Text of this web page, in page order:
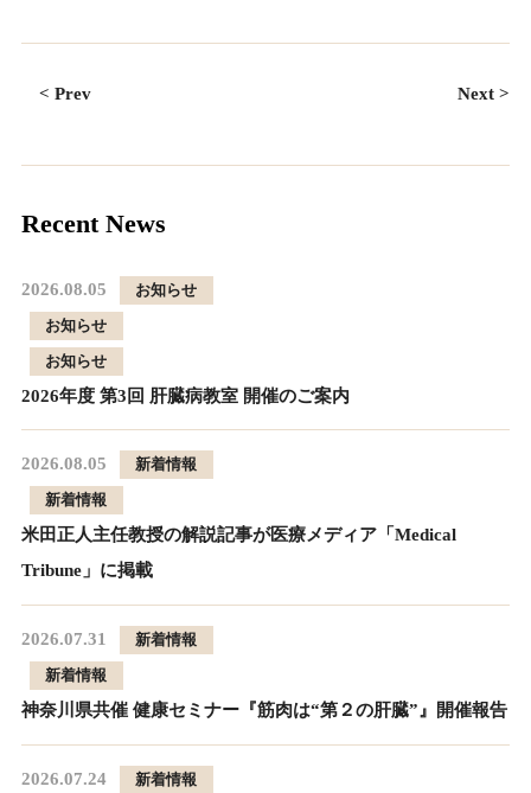
< Prev Next >
Recent News
2026.08.05
お知らせ
お知らせ
お知らせ
2026年度 第3回 肝臓病教室 開催のご案内
2026.08.05
新着情報
新着情報
米田正人主任教授の解説記事が医療メディア「Medical
Tribune」に掲載
2026.07.31
新着情報
新着情報
神奈川県共催 健康セミナー『筋肉は“第２の肝臓”』開催報告
2026.07.24
新着情報